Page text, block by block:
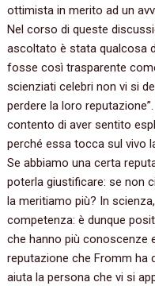
ottimista in merito ad un
Nel corso di queste
ascoltato è stata qualcosa
fosse così trasparente
scienziati celebri non vi si
perdere la loro
contento di aver sentito
‬perché essa tocca sul vivo
Se abbiamo una certa
poterla giustificare:‭ ‬se non
la meritiamo più‭? ‬In
competenza:‭ ‬è dunque
che hanno più conoscenze
reputazione che Fromm ha
aiuta la persona che vi si